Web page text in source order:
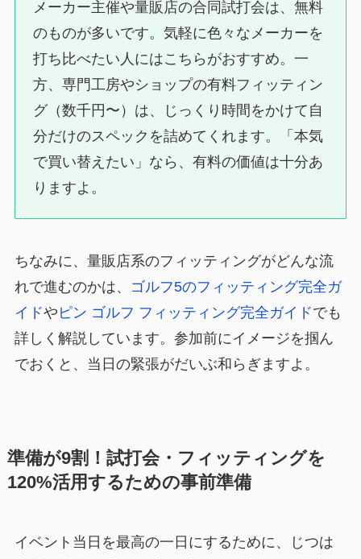
メーカー主催や量販店の合同試打会は、無料
のものが多いです。気軽に色々なメーカーを
打ち比べたい人にはこちらがおすすめ。一
方、専門工房やショップの有料フィッティン
グ（数千円〜）は、じっくり時間をかけて自
分だけのスペックを詰めてくれます。「本気
で買い替えたい」なら、有料の価値は十分あ
りますよ。
ちなみに、量販店系のフィッティングがどんな流
れで進むのかは、
ゴルフ5のフィッティング完全ガ
イドや ピン ゴルフ フィッティング完全ガイドでも
詳しく解説しています。参加前にイメージを掴ん
でおくと、当日の緊張がだいぶ和らぎますよ。
準備が9割！試打会・フィッティングを
120%活用するための事前準備
イベント当日を最高の一日にするために、じつは